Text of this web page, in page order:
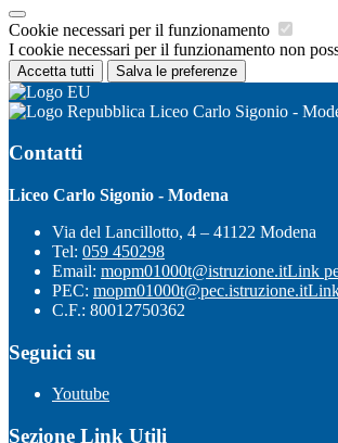
Cookie necessari per il funzionamento
I cookie necessari per il funzionamento non
Accetta tutti Salva le preferenze
Liceo Carlo Sigonio -
Contatti
Liceo Carlo Sigonio - Modena
Via del Lancillotto, 4 – 41122 Modena
Tel: 059 450298
Email: mopm01000t@istruzione.itLink
PEC: mopm01000t@pec.istruzione.it
C.F.: 80012750362
Seguici su
Youtube
Sezione Link Utili